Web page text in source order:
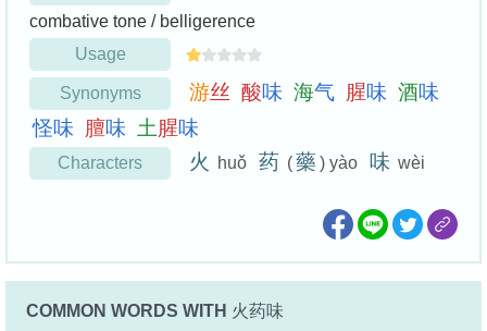
combative tone / belligerence
Usage
Synonyms 游丝 酸味 海气 腥味 酒味
怪味 膻味 土腥味
Characters 火 huǒ 药 (藥) yào 味 wèi
COMMON WORDS WITH 火药味